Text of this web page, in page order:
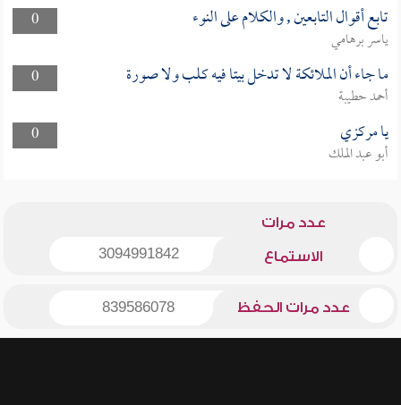
0
تابع أقوال التابعين , والكلام على النوء
ياسر برهامي
0
ما جاء أن الملائكة لا تدخل بيتا فيه كلب ولا صورة
أحمد حطيبة
0
يا مركزي
أبو عبد الملك
عدد مرات
الاستماع 3094991842
عدد مرات الحفظ 839586078